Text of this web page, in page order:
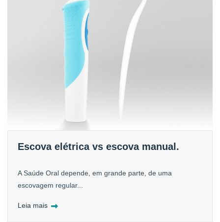
Escova elétrica vs escova manual.
A Saúde Oral depende, em grande parte, de uma
escovagem regular...
Leia mais